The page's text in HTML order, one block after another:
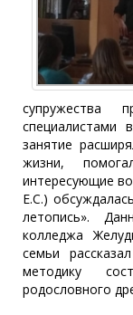
супружества
специалистами
занятие
жизни,
интересующие
Е.С.)
летопись».
колледжа
семьи
методику
родословного